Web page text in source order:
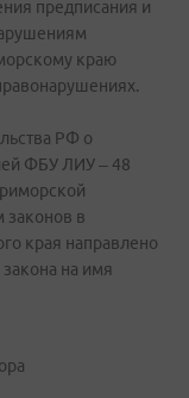
предписания и
краю
РФ о
ФБУ ЛИУ – 48
законов в
края направлено
на имя